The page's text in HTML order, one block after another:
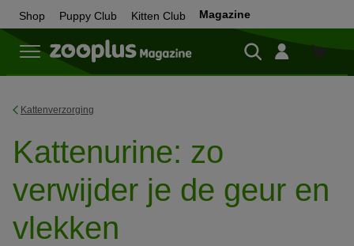
Shop Puppy Club Kitten Club Magazine
Shop
Kattenverzorging
Kattenurine: zo
verwijder je de geur en
vlekken